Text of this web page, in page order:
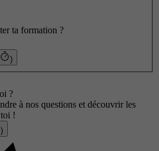
ta formation ?
)
?
à nos questions et découvrir les
!
)